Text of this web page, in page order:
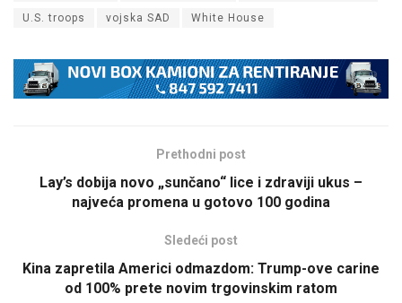
U.S. troops vojska SAD White House
Prethodni post
Lay’s dobija novo „sunčano“ lice i zdraviji ukus –
najveća promena u gotovo 100 godina
Sledeći post
Kina zapretila Americi odmazdom: Trump-ove carine
od 100% prete novim trgovinskim ratom